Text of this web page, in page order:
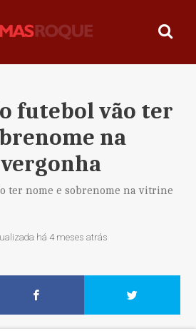
futebol vão ter
na
ter nome e sobrenome na vitrine
há 4 meses atrás